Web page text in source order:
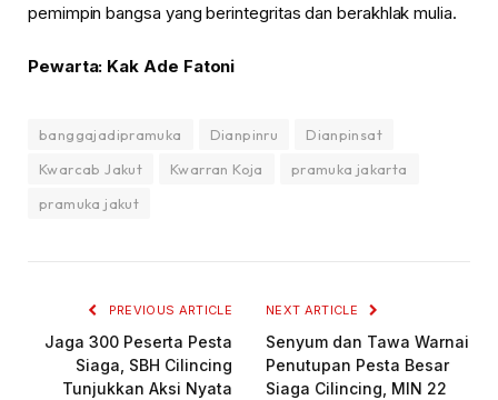
pemimpin bangsa yang berintegritas dan berakhlak mulia.
Pewarta: Kak Ade Fatoni
banggajadipramuka Dianpinru
Dianpinsat
Kwarcab Jakut
Kwarran Koja
pramuka jakarta
pramuka jakut
PREVIOUS ARTICLE
Jaga 300 Peserta Pesta
Siaga, SBH Cilincing
Tunjukkan Aksi Nyata
NEXT ARTICLE
Senyum dan Tawa Warnai
Penutupan Pesta Besar
Siaga Cilincing, MIN 22